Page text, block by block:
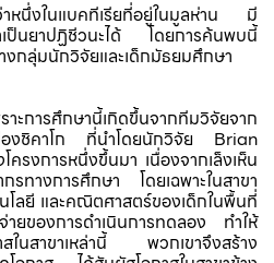
าหนึ่งในแบคทีเรียที่อยู่ในมูลห่าน มี
เป็นยาปฏิชีวนะได้ โดยการค้นพบนี้
งกลุ่มนักวิจัยและเด็กมัธยมศึกษา
ารศึกษานี้เกิดขึ้นจากทีมวิจัยจาก
องชิคาโก ที่นำโดยนักวิจัย Brian
ครงการหนึ่งขึ้นมา เนื่องจากเล็งเห็น
รทางการศึกษา โดยเฉพาะในสาขา
โลยี และคณิตศาสตร์ของเด็กในพื้นที่
ยของการดำเนินการทดลอง ทำให้
สในสาขาเหล่านี้ พวกเขาจึงสร้าง